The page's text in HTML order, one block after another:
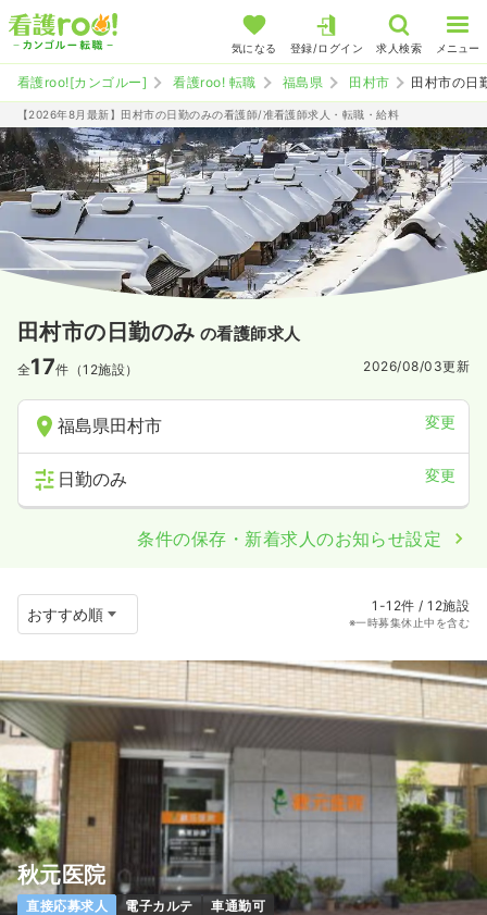
気になる 登録/ログイン 求人検索 メニュー
看護roo![カンゴルー] 看護roo! 転職 福島県 田村市 田村市の日
【2026年8月最新】田村市の日勤のみの看護師/准看護師求人・転職・給料
田村市の日勤のみ の看護師求人
全17件（12施設） 2026/08/03更新
福島県田村市 変更
日勤のみ 変更
条件の保存・新着求人のお知らせ設定
1-12件 / 12施設
※一時募集休止中を含む
秋元医院
直接応募求人 電子カルテ 車通勤可